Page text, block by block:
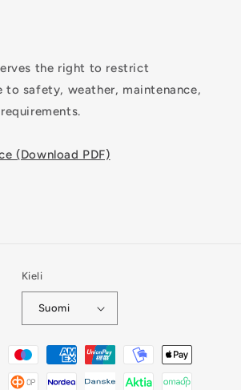
the right to restrict
to safety, weather, maintenance,
(Download PDF)
Kieli
Suomi